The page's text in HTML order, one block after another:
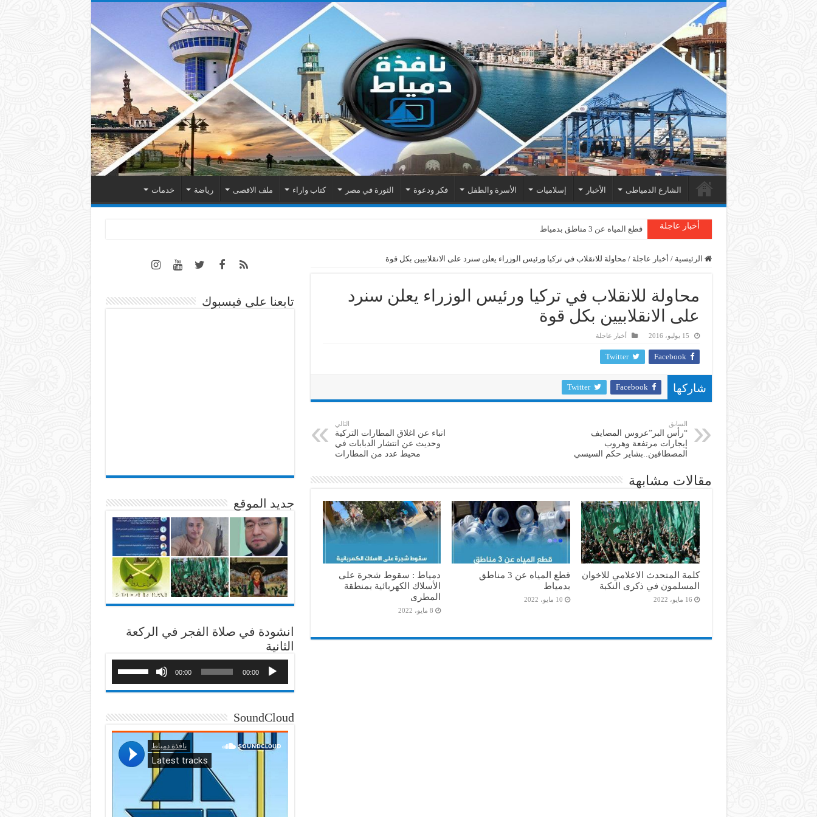
الشارع الدمياطى الأخبار إسلاميات الأسرة والطفل فكر ودعوة الثورة في مصر كتاب واراء ملف الاقصى رياضة خدمات
أخبار عاجلة قطع المياه عن 3 مناطق بدمياط
الرئيسية / أخبار عاجلة / محاولة للانقلاب في تركيا ورئيس الوزراء يعلن سنرد على الانقلابيين بكل قوة
محاولة للانقلاب في تركيا ورئيس الوزراء يعلن سنرد
على الانقلابيين بكل قوة
15 يوليو، 2016 أخبار عاجلة
Facebook
Twitter
شاركها Facebook
Twitter
السابق
“رأس البر”عروس المصايف
إيجارات مرتفعة وهروب
المصطافين..بشاير حكم السيسي
التالي
انباء عن اغلاق المطارات التركية
وحديث عن انتشار الدبابات في
محيط عدد من المطارات
مقالات مشابهة
كلمة المتحدث الاعلامي للاخوان
المسلمون في ذكرى النكبة
16 مايو، 2022
قطع المياه عن 3 مناطق
بدمياط
10 مايو، 2022
دمياط : سقوط شجرة على
الأسلاك الكهربائية بمنطقة
المطرى
8 مايو، 2022
تابعنا على فيسبوك
جديد الموقع
انشودة في صلاة الفجر في الركعة
الثانية
00:00
00:00
SoundCloud